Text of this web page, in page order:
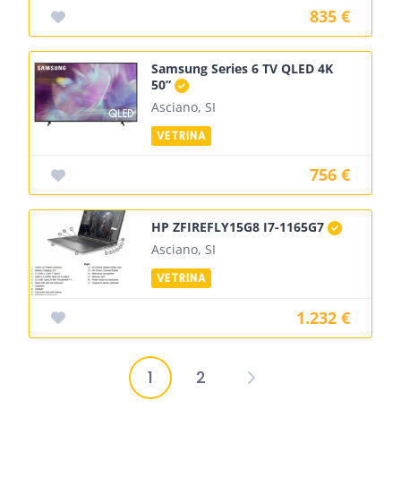
835 €
Samsung Series 6 TV QLED 4K
50”
Asciano, SI
756 €
HP ZFIREFLY15G8 I7-1165G7
Asciano, SI
1.232 €
Paginazione
1 2